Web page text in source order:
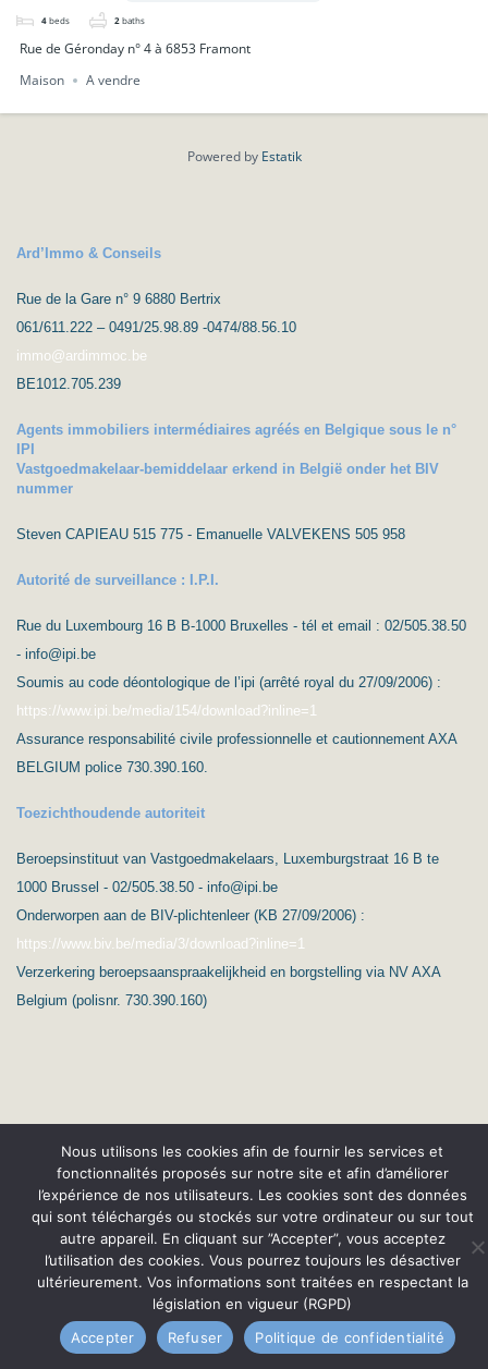
4 beds 2 baths
Rue de Géronday n° 4 à 6853 Framont
Maison
A vendre
Powered by Estatik
Ard’Immo & Conseils
Rue de la Gare n° 9 6880 Bertrix
061/611.222 – 0491/25.98.89 -0474/88.56.10
immo@ardimmoc.be
BE1012.705.239
Agents immobiliers intermédiaires agréés en Belgique sous le n°
IPI
Vastgoedmakelaar-bemiddelaar erkend in België onder het BIV
nummer
Steven CAPIEAU 515 775 - Emanuelle VALVEKENS 505 958
Autorité de surveillance : I.P.I.
Rue du Luxembourg 16 B B-1000 Bruxelles - tél et email : 02/505.38.50
- info@ipi.be
Soumis au code déontologique de l’ipi (arrêté royal du 27/09/2006) :
https://www.ipi.be/media/154/download?inline=1
Assurance responsabilité civile professionnelle et cautionnement AXA
BELGIUM police 730.390.160.
Toezichthoudende autoriteit
Beroepsinstituut van Vastgoedmakelaars, Luxemburgstraat 16 B te
1000 Brussel - 02/505.38.50 - info@ipi.be
Onderworpen aan de BIV-plichtenleer (KB 27/09/2006) :
https://www.biv.be/media/3/download?inline=1
Verzerkering beroepsaanspraakelijkheid en borgstelling via NV AXA
Belgium (polisnr. 730.390.160)
(c) Ard’Immo & Conseils
Protection de la vie privée – RGPD Nederlands
Conditions générales
Nous utilisons les cookies afin de fournir les services et
fonctionnalités proposés sur notre site et afin d’améliorer
l’expérience de nos utilisateurs. Les cookies sont des données
qui sont téléchargés ou stockés sur votre ordinateur ou sur tout
autre appareil. En cliquant sur ”Accepter”, vous acceptez
l’utilisation des cookies. Vous pourrez toujours les désactiver
ultérieurement. Vos informations sont traitées en respectant la
législation en vigueur (RGPD)
Accepter
Refuser Politique de confidentialité